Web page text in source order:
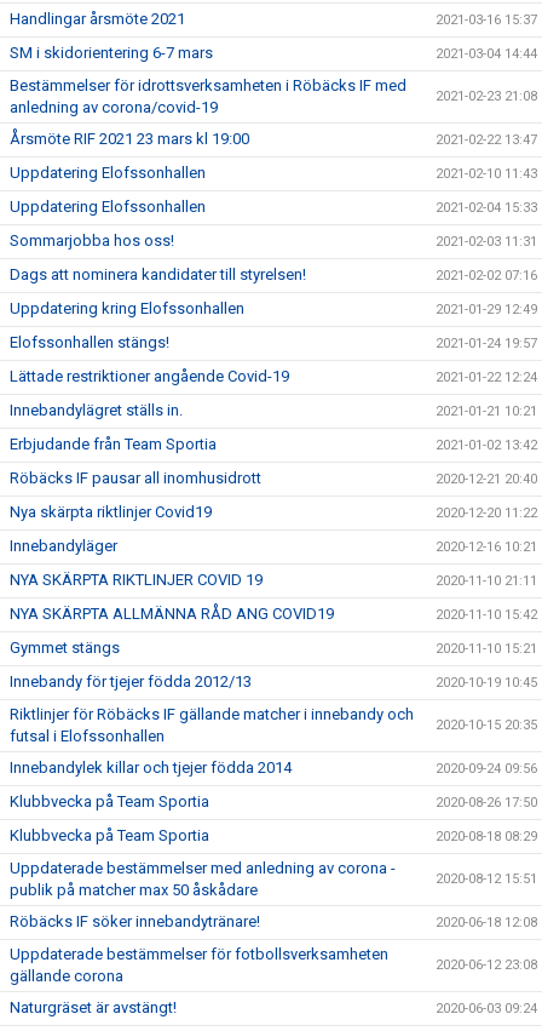
Handlingar årsmöte 2021 2021-03-16 15:37
SM i skidorientering 6-7 mars 2021-03-04 14:44
Bestämmelser för idrottsverksamheten i Röbäcks IF med
anledning av corona/covid-19
2021-02-23 21:08
Årsmöte RIF 2021 23 mars kl 19:00 2021-02-22 13:47
Uppdatering Elofssonhallen 2021-02-10 11:43
Uppdatering Elofssonhallen 2021-02-04 15:33
Sommarjobba hos oss! 2021-02-03 11:31
Dags att nominera kandidater till styrelsen! 2021-02-02 07:16
Uppdatering kring Elofssonhallen 2021-01-29 12:49
Elofssonhallen stängs! 2021-01-24 19:57
Lättade restriktioner angående Covid-19 2021-01-22 12:24
Innebandylägret ställs in. 2021-01-21 10:21
Erbjudande från Team Sportia 2021-01-02 13:42
Röbäcks IF pausar all inomhusidrott 2020-12-21 20:40
Nya skärpta riktlinjer Covid19 2020-12-20 11:22
Innebandyläger 2020-12-16 10:21
NYA SKÄRPTA RIKTLINJER COVID 19 2020-11-10 21:11
NYA SKÄRPTA ALLMÄNNA RÅD ANG COVID19 2020-11-10 15:42
Gymmet stängs 2020-11-10 15:21
Innebandy för tjejer födda 2012/13 2020-10-19 10:45
Riktlinjer för Röbäcks IF gällande matcher i innebandy och
futsal i Elofssonhallen
2020-10-15 20:35
Innebandylek killar och tjejer födda 2014 2020-09-24 09:56
Klubbvecka på Team Sportia 2020-08-26 17:50
Klubbvecka på Team Sportia 2020-08-18 08:29
Uppdaterade bestämmelser med anledning av corona -
publik på matcher max 50 åskådare
2020-08-12 15:51
Röbäcks IF söker innebandytränare! 2020-06-18 12:08
Uppdaterade bestämmelser för fotbollsverksamheten
gällande corona
2020-06-12 23:08
Naturgräset är avstängt! 2020-06-03 09:24